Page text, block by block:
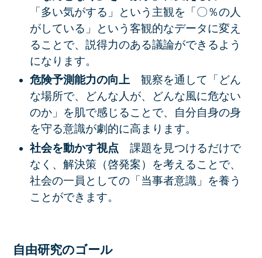
「多い気がする」という主観を「〇％の人
がしている」という客観的なデータに変え
ることで、説得力のある議論ができるよう
になります。
危険予測能力の向上 観察を通して「どん
な場所で、どんな人が、どんな風に危ない
のか」を肌で感じることで、自分自身の身
を守る意識が劇的に高まります。
社会を動かす視点 課題を見つけるだけで
なく、解決策（啓発案）を考えることで、
社会の一員としての「当事者意識」を養う
ことができます。
自由研究のゴール